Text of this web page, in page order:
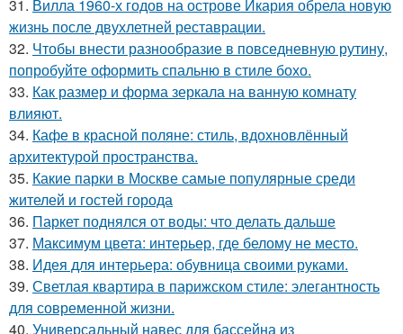
31. Вилла 1960-х годов на острове Икария обрела новую
жизнь после двухлетней реставрации.
32. Чтобы внести разнообразие в повседневную рутину,
попробуйте оформить спальню в стиле бохо.
33. Как размер и форма зеркала на ванную комнату
влияют.
34. Кафе в красной поляне: стиль, вдохновлённый
архитектурой пространства.
35. Какие парки в Москве самые популярные среди
жителей и гостей города
36. Паркет поднялся от воды: что делать дальше
37. Максимум цвета: интерьер, где белому не место.
38. Идея для интерьера: обувница своими руками.
39. Светлая квартира в парижском стиле: элегантность
для современной жизни.
40. Универсальный навес для бассейна из